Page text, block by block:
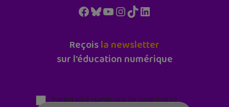
Facebook
Bluesky
YouTube
Instagram
TikTokLinkedIn
Reçoisla newsletter
sur l'éducation numérique
Parentalité numérique (le lundi matin)